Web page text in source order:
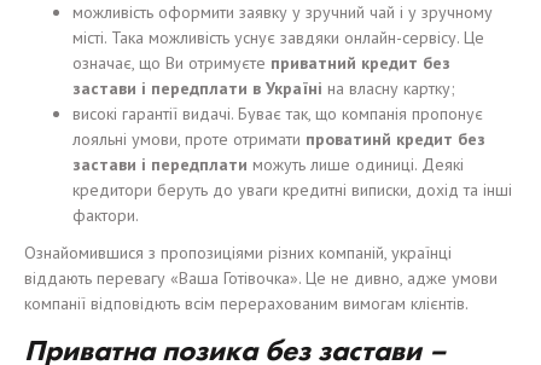
можливість оформити заявку у зручний чай і у зручному
місті. Така можливість уснує завдяки онлайн-сервісу. Це
означає, що Ви отримуєте приватний кредит без
застави і передплати в Україні на власну картку;
високі гарантії видачі. Буває так, що компанія пропонує
лояльні умови, проте отримати проватинй кредит без
застави і передплати можуть лише одиниці. Деякі
кредитори беруть до уваги кредитні виписки, дохід та інші
фактори.
Ознайомившися з пропозиціями різних компаній, українці
віддають перевагу «Ваша Готівочка». Це не дивно, адже умови
компанії відповідють всім перерахованим вимогам клієнтів.
Приватна позикабез застави–